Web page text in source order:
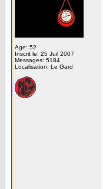
Age: 52
Inscrit le: 25 Juil 2007
Messages: 5184
Localisation: Le Gard